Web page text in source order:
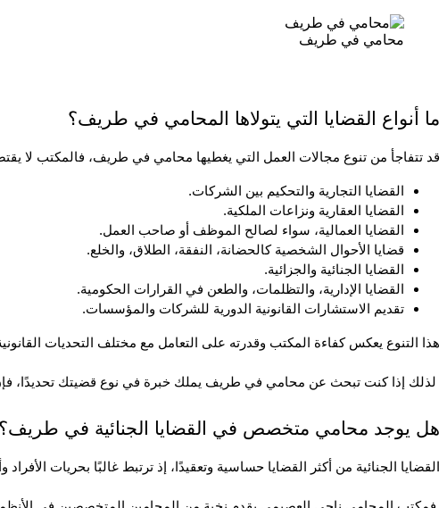
محامي في طريف
ما أنواع القضايا التي يتولاها المحامي في طريف؟
قد تتفاجأ من تنوع مجالات العمل التي يغطيها محامي في طريف، فالمكتب لا
القضايا التجارية والتحكيم بين الشركات.
القضايا العقارية ونزاعات الملكية.
القضايا العمالية، سواء لصالح الموظف أو صاحب العمل.
قضايا الأحوال الشخصية كالحضانة، النفقة، الطلاق، والخلع.
القضايا الجنائية والجزائية.
القضايا الإدارية، والتظلمات، والطعن في القرارات الحكومية.
تقديم الاستشارات القانونية الدورية للشركات والمؤسسات.
هذا التنوع يعكس كفاءة المكتب وقدرته على التعامل مع مختلف التحديات
هل يوجد محامي متخصص في القضايا الجنائية في طريف؟
القضايا الجنائية من أكثر القضايا حساسية وتعقيدًا، إذ ترتبط غالبًا بحريات